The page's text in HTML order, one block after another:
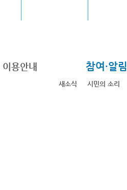
이용안내 참여·알림
새소식 시민의 소리